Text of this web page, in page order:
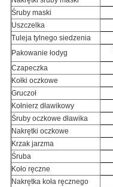
Śruby maski
Uszczelka
Tuleja tylnego siedzenia
Pakowanie łodyg
Czapeczka
Kołki oczkowe
Gruczoł
Kołnierz dławikowy
Śruby oczkowe dławika
Nakrętki oczkowe
Krzak jarzma
Śruba
Koło ręczne
Nakrętka koła ręcznego